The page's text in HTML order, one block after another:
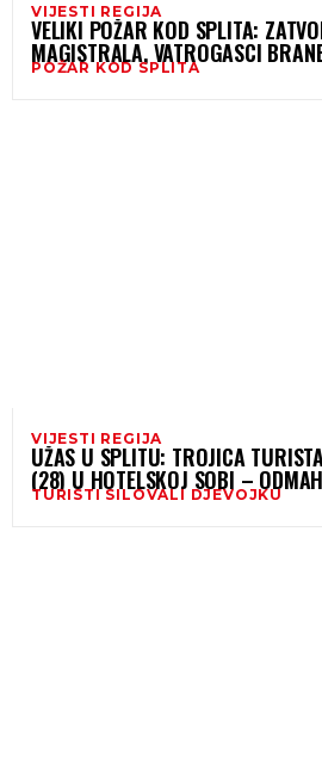
VIJESTI REGIJA
VELIKI POŽAR KOD SPLITA:
MAGISTRALA, VATROGASCI
POŽAR KOD SPLITA
VIJESTI REGIJA
UŽAS U SPLITU: TROJICA
(28) U HOTELSKOJ SOBI –
TURISTI SILOVALI DJEVOJKU